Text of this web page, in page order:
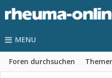
MENU
Foren durchsuchen